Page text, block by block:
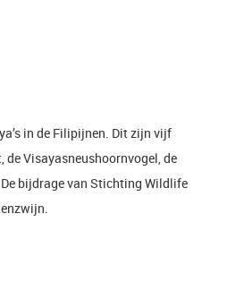
in de Filipijnen. Dit zijn vijf
Visayasneushoornvogel, de
bijdrage van Stichting Wildlife